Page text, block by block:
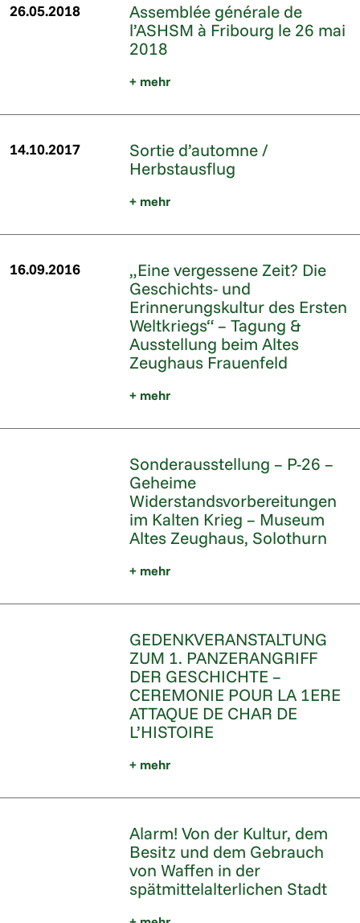
26.05.2018
Assemblée générale de
l’ASHSM à Fribourg le 26 mai
2018
+ mehr
14.10.2017
Sortie d’automne /
Herbstausflug
+ mehr
16.09.2016
„Eine vergessene Zeit? Die
Geschichts- und
Erinnerungskultur des Ersten
Weltkriegs“ – Tagung &
Ausstellung beim Altes
Zeughaus Frauenfeld
+ mehr
Sonderausstellung – P-26 –
Geheime
Widerstandsvorbereitungen
im Kalten Krieg – Museum
Altes Zeughaus, Solothurn
+ mehr
GEDENKVERANSTALTUNG
ZUM 1. PANZERANGRIFF
DER GESCHICHTE –
CEREMONIE POUR LA 1ERE
ATTAQUE DE CHAR DE
L’HISTOIRE
+ mehr
Alarm! Von der Kultur, dem
Besitz und dem Gebrauch
von Waffen in der
spätmittelalterlichen Stadt